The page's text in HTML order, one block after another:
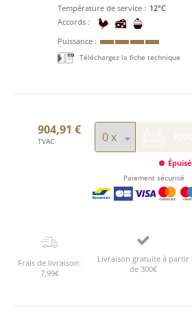
Température de service
12°C
Accords
Puissance
Téléchargez la fiche technique
904,91 €
TVAC
Épuisé
Paiement sécurisé
Frais de livraison:
7,99€
Livraison gratuite à partir
de 300€